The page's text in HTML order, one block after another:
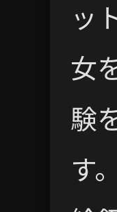
ッ
女
験
す